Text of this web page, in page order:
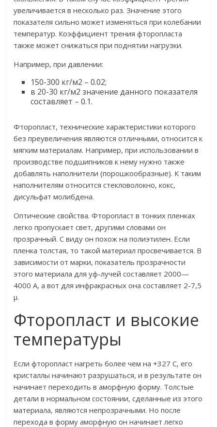
увеличивается в несколько раз. Значение этого
показателя сильно может изменяться при колебании
температур. Коэффициент трения фторопласта
также может снижаться при поднятии нагрузки.
Например, при давлении:
150-300 кг/м2 – 0.02;
в 20-30 кг/м2 значение данного показателя
составляет – 0.1.
Фторопласт, технические характеристики которого
без преувеличения являются отличными, относится к
мягким материалам. Например, при использовании в
производстве подшипников к нему нужно также
добавлять наполнители (порошкообразные). К таким
наполнителям относится стекловолокно, кокс,
дисульфат молибдена.
Оптические свойства. Фторопласт в тонких пленках
легко пропускает свет, другими словами он
прозрачный. С виду он похож на полиэтилен. Если
пленка толстая, то такой материал просвечивается. В
зависимости от марки, показатель прозрачности
этого материала для уф-лучей составляет 2000—
4000 А, а вот для инфракрасных она составляет 2-7,5
µ.
Фторопласт и высокие
температуры
Если фторопласт нагреть более чем на +327 С, его
кристаллы начинают разрушаться, и в результате он
начинает переходить в аморфную форму. Толстые
детали в нормальном состоянии, сделанные из этого
материала, являются непрозрачными. Но после
перехода в форму аморфную он начинает легко